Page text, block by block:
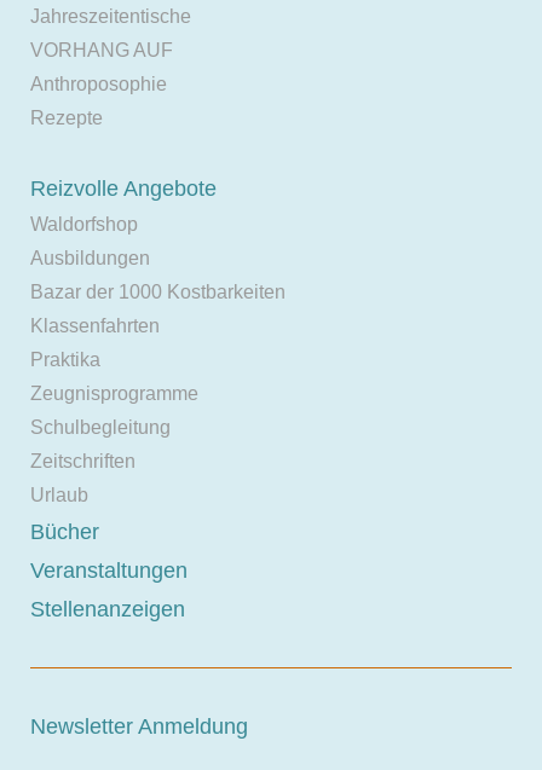
Jahreszeitentische
VORHANG AUF
Anthroposophie
Rezepte
Reizvolle Angebote
Waldorfshop
Ausbildungen
Bazar der 1000 Kostbarkeiten
Klassenfahrten
Praktika
Zeugnisprogramme
Schulbegleitung
Zeitschriften
Urlaub
Bücher
Veranstaltungen
Stellenanzeigen
Newsletter Anmeldung